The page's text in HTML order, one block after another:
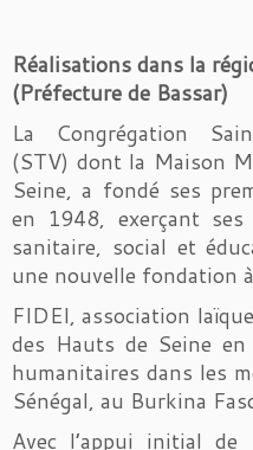
Réalisations dans la
(Préfecture de Bassar)
La Congrégation
(STV) dont la Maison
Seine, a fondé ses
en 1948, exerçant
sanitaire, social et
une nouvelle fondation
FIDEI, association
des Hauts de Seine
humanitaires dans les
Sénégal, au Burkina
Avec l’appui initial